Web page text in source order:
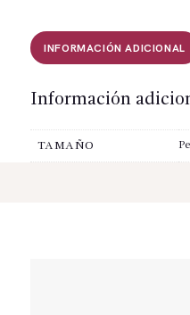
INFORMACIÓN ADICIONAL
Información
TAMAÑO